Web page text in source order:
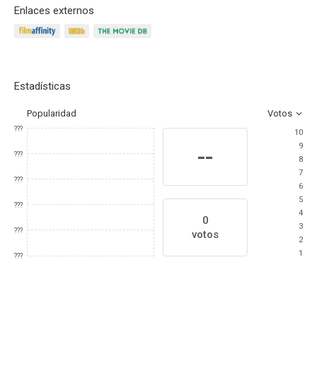
Enlaces externos
Estadísticas
Popularidad Votos
???
???
???
???
???
???
--
0
votos
10
9
8
7
6
5
4
3
2
1